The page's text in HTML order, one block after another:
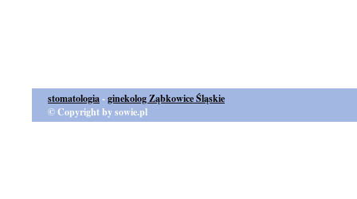
stomatologia-ginekolog Ząbkowice Śląskie
© Copyright by sowie.pl